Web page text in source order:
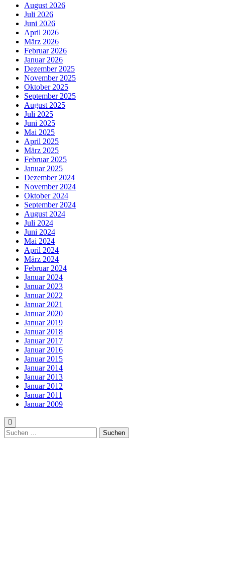
August 2026
Juli 2026
Juni 2026
April 2026
März 2026
Februar 2026
Januar 2026
Dezember 2025
November 2025
Oktober 2025
September 2025
August 2025
Juli 2025
Juni 2025
Mai 2025
April 2025
März 2025
Februar 2025
Januar 2025
Dezember 2024
November 2024
Oktober 2024
September 2024
August 2024
Juli 2024
Juni 2024
Mai 2024
April 2024
März 2024
Februar 2024
Januar 2024
Januar 2023
Januar 2022
Januar 2021
Januar 2020
Januar 2019
Januar 2018
Januar 2017
Januar 2016
Januar 2015
Januar 2014
Januar 2013
Januar 2012
Januar 2011
Januar 2009
Suchen
nach: